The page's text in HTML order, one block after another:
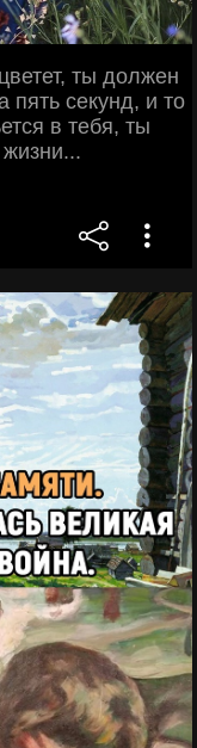
ты должен
пять секунд, и то
в тебя, ты